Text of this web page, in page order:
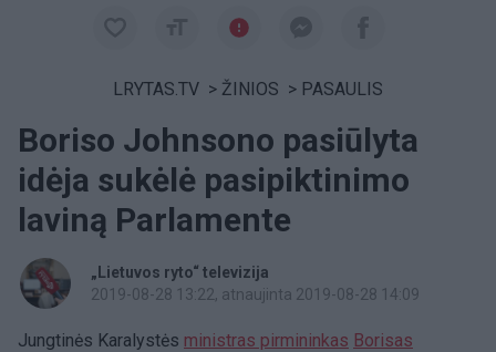
LRYTAS.TV > ŽINIOS > PASAULIS
Boriso Johnsono pasiūlyta
idėja sukėlė pasipiktinimo
laviną Parlamente
„Lietuvos ryto“ televizija
2019-08-28 13:22, atnaujinta 2019-08-28 14:09
Jungtinės Karalystės ministras pirmininkas Borisas